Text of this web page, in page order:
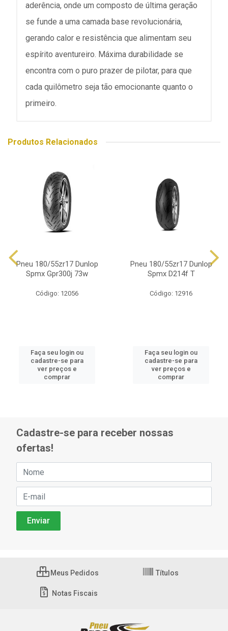
aderência, onde um composto de última geração
se funde a uma camada base revolucionária,
gerando calor e resistência que alimentam seu
espírito aventureiro. Máxima durabilidade se
encontra com o puro prazer de pilotar, para que
cada quilômetro seja tão emocionante quanto o
primeiro.
Produtos Relacionados
Pneu 180/55zr17 Dunlop
Spmx Gpr300j 73w
Código: 12056
Faça seu login ou
cadastre-se para
ver preços e
comprar
Pneu 180/55zr17 Dunlop
Spmx D214f T
Código: 12916
Faça seu login ou
cadastre-se para
ver preços e
comprar
Cadastre-se para receber nossas
ofertas!
Meus Pedidos Títulos
Notas Fiscais